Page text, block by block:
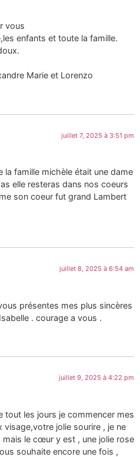
vous
enfants et toute la famille.
Marie et Lorenzo
juillet 7, 2025 à 3:51 pm
la famille michèle était une dame
elle resteras dans nos coeurs
son coeur fut grand Lambert
juillet 8, 2025 à 6:54 am
présentes mes plus sincères
. courage a vous .
juillet 9, 2025 à 4:22 pm
tout les jours je commencer mes
jolie sourire , je ne
le cœur y est , une jolie rose
souhaite encore une fois ,